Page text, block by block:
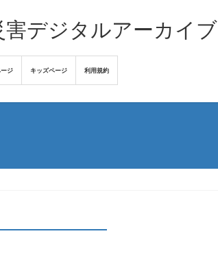
害デジタルアーカイブ
ジ キッズページ 利用規約